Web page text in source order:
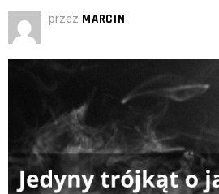
przez MARCIN